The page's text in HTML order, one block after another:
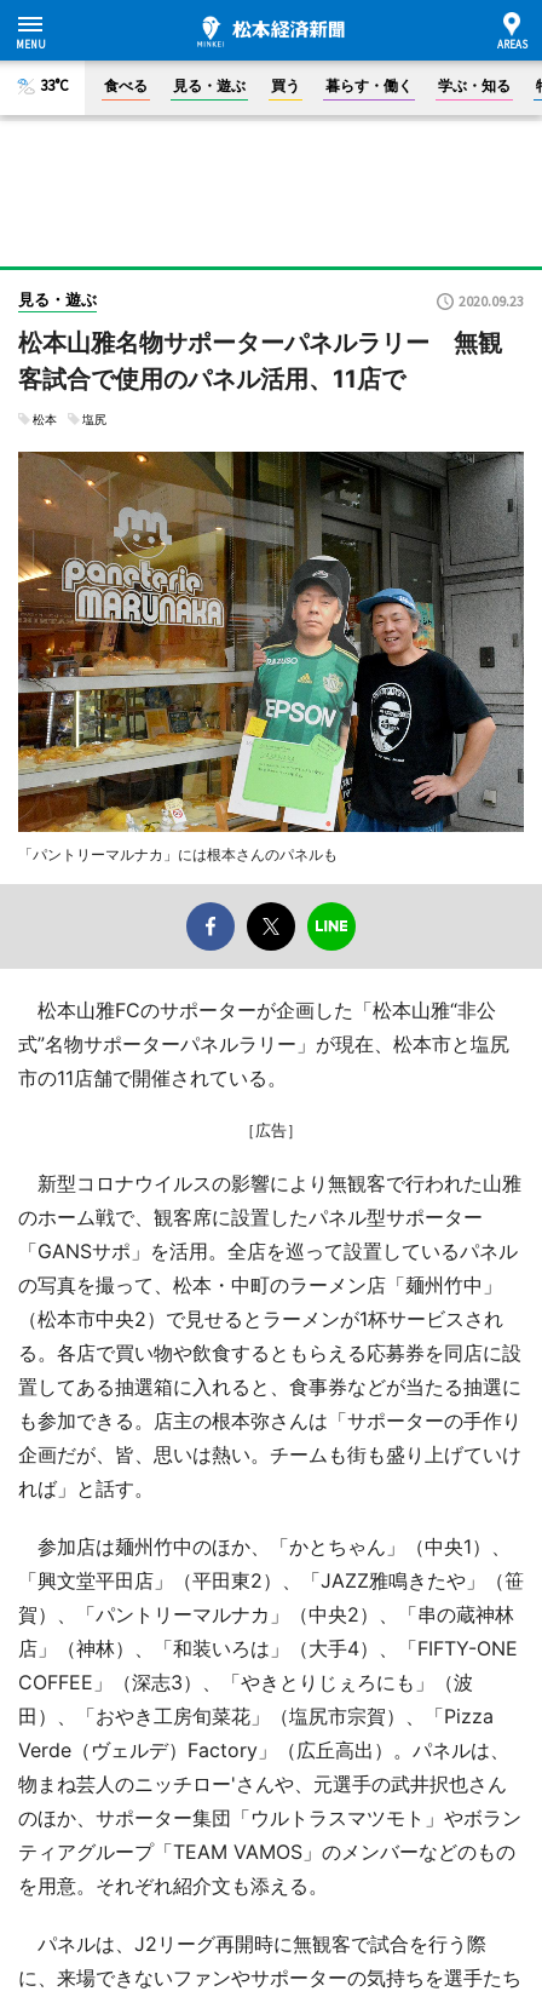
33°C 食べる 見る・遊ぶ 買う 暮らす・働く 学ぶ・知る
見る・遊ぶ 2020.09.23
松本山雅名物サポーターパネルラリー 無観
客試合で使用のパネル活用、11店で
松本 塩尻
「パントリーマルナカ」には根本さんのパネルも
松本山雅FCのサポーターが企画した「松本山雅“非公
式”名物サポーターパネルラリー」が現在、松本市と塩尻
市の11店舗で開催されている。
［広告］
新型コロナウイルスの影響により無観客で行われた山雅
のホーム戦で、観客席に設置したパネル型サポーター
「GANSサポ」を活用。全店を巡って設置しているパネル
の写真を撮って、松本・中町のラーメン店「麺州竹中」
（松本市中央2）で見せるとラーメンが1杯サービスされ
る。各店で買い物や飲食するともらえる応募券を同店に設
置してある抽選箱に入れると、食事券などが当たる抽選に
も参加できる。店主の根本弥さんは「サポーターの手作り
企画だが、皆、思いは熱い。チームも街も盛り上げていけ
れば」と話す。
参加店は麺州竹中のほか、「かとちゃん」（中央1）、
「興文堂平田店」（平田東2）、「JAZZ雅鳴きたや」（笹
賀）、「パントリーマルナカ」（中央2）、「串の蔵神林
店」（神林）、「和装いろは」（大手4）、「FIFTY-ONE
COFFEE」（深志3）、「やきとりじぇろにも」（波
田）、「おやき工房旬菜花」（塩尻市宗賀）、「Pizza
Verde（ヴェルデ）Factory」（広丘高出）。パネルは、
物まね芸人のニッチロー'さんや、元選手の武井択也さん
のほか、サポーター集団「ウルトラスマツモト」やボラン
ティアグループ「TEAM VAMOS」のメンバーなどのもの
を用意。それぞれ紹介文も添える。
パネルは、J2リーグ再開時に無観客で試合を行う際
に、来場できないファンやサポーターの気持ちを選手たち